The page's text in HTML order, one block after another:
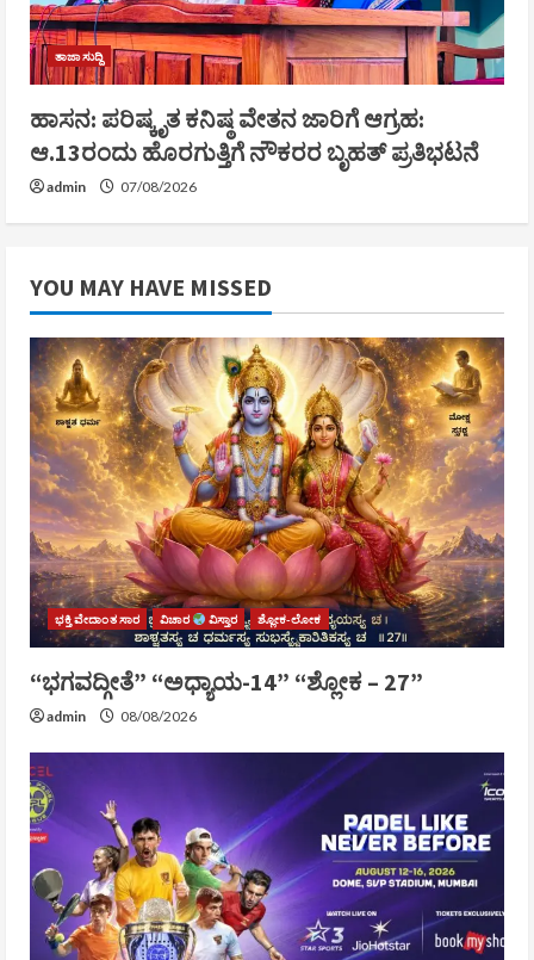
ತಾಜಾ ಸುದ್ದಿ
ಹಾಸನ: ಪರಿಷ್ಕೃತ ಕನಿಷ್ಠ ವೇತನ ಜಾರಿಗೆ ಆಗ್ರಹ:
ಆ.13ರಂದು ಹೊರಗುತ್ತಿಗೆ ನೌಕರರ ಬೃಹತ್ ಪ್ರತಿಭಟನೆ
admin 07/08/2026
YOU MAY HAVE MISSED
ಭಕ್ತಿ ವೇದಾಂತ ಸಾರ ವಿಚಾರ ವಿಸ್ತಾರ ಶ್ಲೋಕ-ಲೋಕ
“ಭಗವದ್ಗೀತೆ” “ಅಧ್ಯಾಯ-14” “ಶ್ಲೋಕ – 27”
admin 08/08/2026